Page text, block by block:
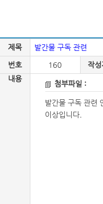
제목 발간물 구독 관련
번호 160 작성
내용
첨부파일 :
발간물 구독 관련
이상입니다.